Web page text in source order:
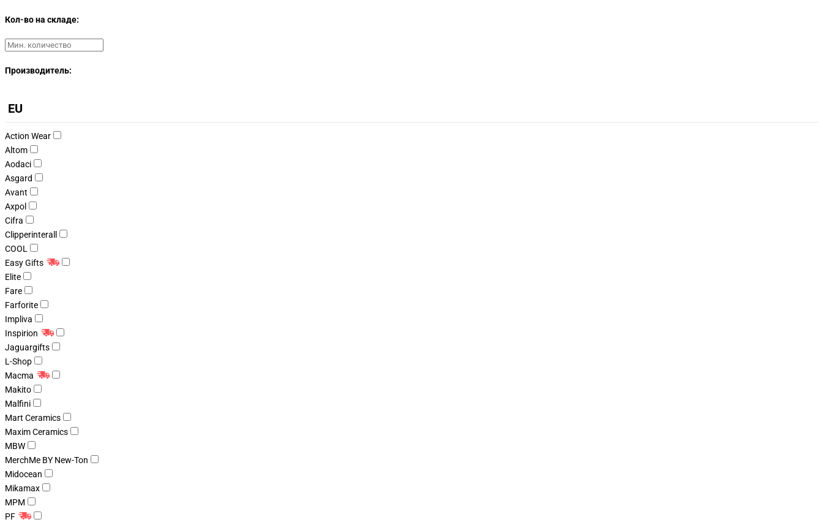
Кол-во на складе:
Производитель:
EU
Action Wear
Altom
Aodaci
Asgard
Avant
Axpol
Cifra
Clipperinterall
COOL
Easy Gifts
Elite
Fare
Farforite
Impliva
Inspirion
Jaguargifts
L-Shop
Macma
Makito
Malfini
Mart Ceramics
Maxim Ceramics
MBW
MerchMe BY New-Ton
Midocean
Mikamax
MPM
PF